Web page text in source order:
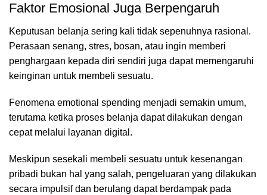
Faktor Emosional Juga Berpengaruh
Keputusan belanja sering kali tidak sepenuhnya rasional.
Perasaan senang, stres, bosan, atau ingin memberi
penghargaan kepada diri sendiri juga dapat memengaruhi
keinginan untuk membeli sesuatu.
Fenomena emotional spending menjadi semakin umum,
terutama ketika proses belanja dapat dilakukan dengan
cepat melalui layanan digital.
Meskipun sesekali membeli sesuatu untuk kesenangan
pribadi bukan hal yang salah, pengeluaran yang dilakukan
secara impulsif dan berulang dapat berdampak pada